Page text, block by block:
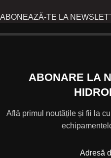
ABONEAZĂ-TE LA
ABONARE LA
Află primul noutățile și fii la
Adresă